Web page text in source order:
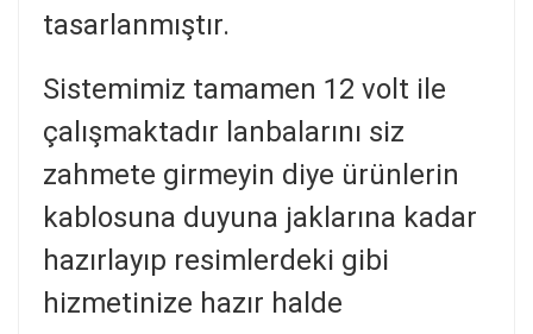
tasarlanmıştır.
Sistemimiz tamamen 12 volt ile
çalışmaktadır lanbalarını siz
zahmete girmeyin diye ürünlerin
kablosuna duyuna jaklarına kadar
hazırlayıp resimlerdeki gibi
hizmetinize hazır halde